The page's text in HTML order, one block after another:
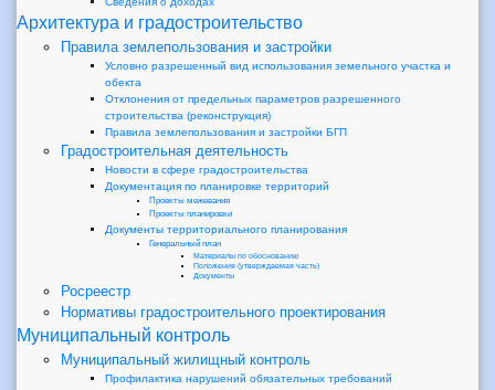
Архитектура и градостроительство
Правила землепользования и застройки
Условно разрешенный вид использования земельного участка и
обекта
Отклонения от предельных параметров разрешенного
строительства (реконструкция)
Правила землепользования и застройки БГП
Градостроительная деятельность
Новости в сфере градостроительства
Документация по планировке территорий
Проекты межевания
Проекты планировки
Документы территориального планирования
Генеральный план
Материалы по обоснованию
Положения (утверждаемая часть)
Документы
Росреестр
Нормативы градостроительного проектирования
Муниципальный контроль
Муниципальный жилищный контроль
Профилактика нарушений обязательных требований